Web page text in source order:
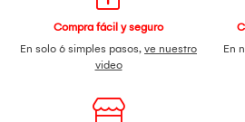
Compra fácil y seguro
En solo 6 simples pasos, ve nuestro
video
En